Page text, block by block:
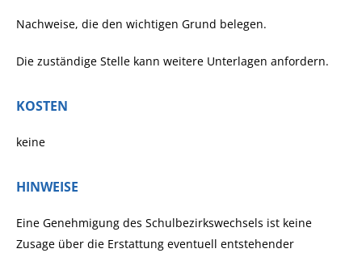
Nachweise, die den wichtigen Grund belegen.
Die zuständige Stelle kann weitere Unterlagen anfordern.
KOSTEN
keine
HINWEISE
Eine Genehmigung des Schulbezirkswechsels ist keine
Zusage über die Erstattung eventuell entstehender